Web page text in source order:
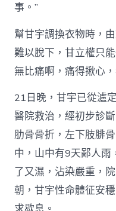
事。”
幫甘宇調換衣物時，
難以脫下，甘立權只
無比痛啊，痛得揪心
21日晚，甘宇已從瀘
醫院救治，經初步診
肋骨骨折，左下肢腓
中，山中有9天鄙人雨
了又濕，沾染嚴重，
朝，甘宇性命體征安